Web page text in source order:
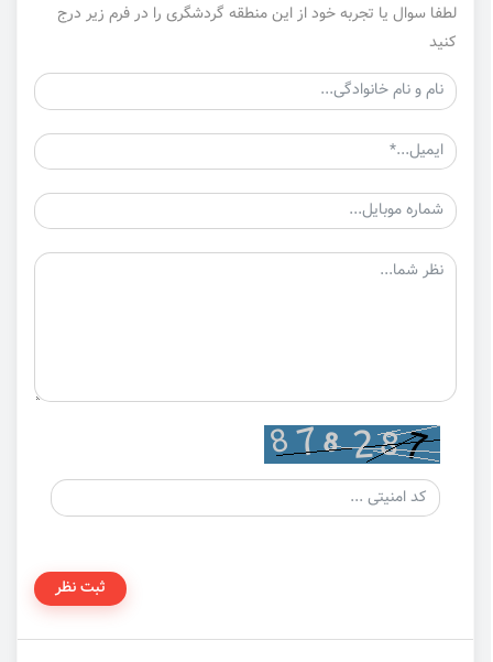
لطفا سوال یا تجربه خود از این منطقه گردشگری را در فرم زیر درج
کنید
ثبت نظر